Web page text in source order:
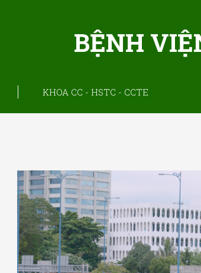
BỆNH
KHOA CC - HSTC - CCTE